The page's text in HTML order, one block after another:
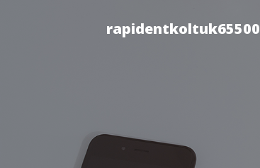
rapidentkoltuk65500